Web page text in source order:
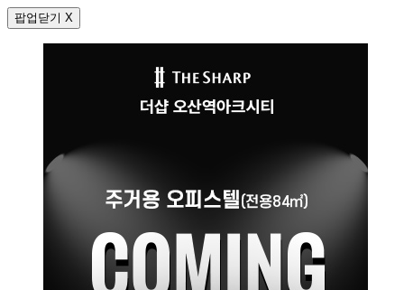
팝업닫기 X